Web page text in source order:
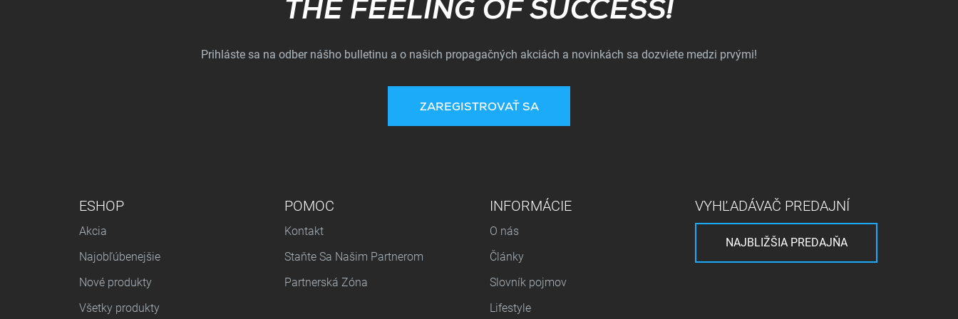
THE FEELING OF SUCCESS!
Prihláste sa na odber nášho bulletinu a o našich propagačných akciách a novinkách sa dozviete medzi prvými!
ZAREGISTROVAŤ SA
PONUKA V PÄTE
ESHOP
Akcia
Najobľúbenejšie
Nové produkty
Všetky produkty
POMOC
Kontakt
Staňte Sa Našim Partnerom
Partnerská Zóna
INFORMÁCIE
O nás
Články
Slovník pojmov
Lifestyle
VYHĽADÁVAČ PREDAJNÍ
NAJBLIŽŠIA PREDAJŇA